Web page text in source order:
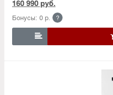
160 990 руб.
Бонусы: 0 р. ?
